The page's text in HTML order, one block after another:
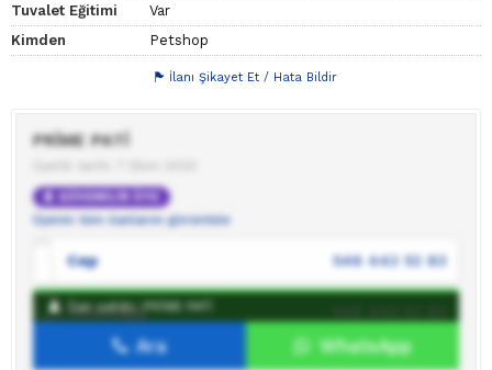
Tuvalet Eğitimi
Var
Kimden
Petshop
İlanı Şikayet Et / Hata Bildir
PRİME PATİ
Üyenin tüm ilanlarını görüntüle
Cep 546 442 52 83
WhatsApp
İlan sahibine mesaj gönder
İlan sahibi: PRİME PATİ
Ara WhatsApp